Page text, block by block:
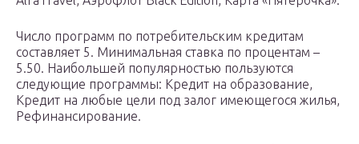
Число программ по потребительским кредитам
составляет 5. Минимальная ставка по процентам –
5.50. Наибольшей популярностью пользуются
следующие программы: Кредит на образование,
Кредит на любые цели под залог имеющегося жилья,
Рефинансирование.